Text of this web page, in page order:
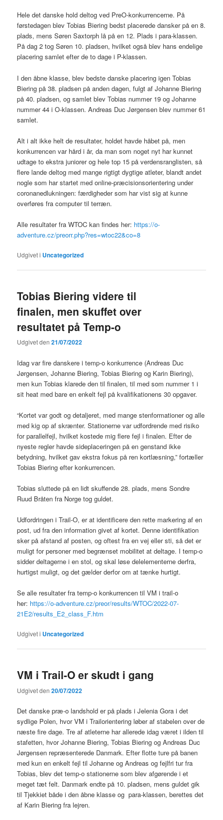
Hele det danske hold deltog ved PreO-konkurrencerne. På
førstedagen blev Tobias Biering bedst placerede dansker på en 8.
plads, mens Søren Saxtorph lå på en 12. Plads i para-klassen.
På dag 2 tog Søren 10. pladsen, hvilket også blev hans endelige
placering samlet efter de to dage i P-klassen.
I den åbne klasse, blev bedste danske placering igen Tobias
Biering på 38. pladsen på anden dagen, fulgt af Johanne Biering
på 40. pladsen, og samlet blev Tobias nummer 19 og Johanne
nummer 44 i O-klassen. Andreas Duc Jørgensen blev nummer 61
samlet.
Alt i alt ikke helt de resultater, holdet havde håbet på, men
konkurrencen var hård i år, da man som noget nyt har kunnet
udtage to ekstra juniorer og hele top 15 på verdensranglisten, så
flere lande deltog med mange rigtigt dygtige atleter, blandt andet
nogle som har startet med online-præcisionsorientering under
coronanedlukningen: færdigheder som har vist sig at kunne
overføres fra computer til terræn.
Alle resultater fra WTOC kan findes her: https://o-
adventure.cz/preorr.php?res=wtoc22&co=8
Udgivet i Uncategorized
Tobias Biering videre til
finalen, men skuffet over
resultatet på Temp-o
Udgivet den21/07/2022
Idag var fire danskere i temp-o konkurrence (Andreas Duc
Jørgensen, Johanne Biering, Tobias Biering og Karin Biering),
men kun Tobias klarede den til finalen, til med som nummer 1 i
sit heat med bare en enkelt fejl på kvalifikationens 30 opgaver.
“Kortet var godt og detaljeret, med mange stenformationer og alle
med kig op af skrænter. Stationerne var udfordrende med risiko
for parallelfejl, hvilket kostede mig flere fejl i finalen. Efter de
nyeste regler havde sideplaceringen på en genstand ikke
betydning, hvilket gav ekstra fokus på ren kortlæsning,” fortæller
Tobias Biering efter konkurrencen.
Tobias sluttede på en lidt skuffende 28. plads, mens Sondre
Ruud Bråten fra Norge tog guldet.
Udfordringen i Trail-O, er at identificere den rette markering af en
post, ud fra den information givet af kortet. Denne identifikation
sker på afstand af posten, og oftest fra en vej eller sti, så det er
muligt for personer med begrænset mobilitet at deltage. I temp-o
sidder deltagerne i en stol, og skal løse delelementerne derfra,
hurtigst muligt, og det gælder derfor om at tænke hurtigt.
Se alle resultater fra temp-o konkurrencen til VM i trail-o
her: https://o-adventure.cz/preor/results/WTOC/2022-07-
21E2/results_E2_class_F.htm
Udgivet i Uncategorized
VM i Trail-O er skudt i gang
Udgivet den20/07/2022
Det danske præ-o landshold er på plads i Jelenia Gora i det
sydlige Polen, hvor VM i Trailorientering løber af stabelen over de
næste fire dage. Tre af atleterne har allerede idag været i ilden til
stafetten, hvor Johanne Biering, Tobias Biering og Andreas Duc
Jørgensen repræsenterede Danmark. Efter flotte ture på banen
med kun en enkelt fejl til Johanne og Andreas og fejlfri tur fra
Tobias, blev det temp-o stationerne som blev afgørende i et
meget tæt felt. Danmark endte på 10. pladsen, mens guldet gik
til Tjekkiet både i den åbne klasse og para-klassen, berettes det
af Karin Biering fra lejren.